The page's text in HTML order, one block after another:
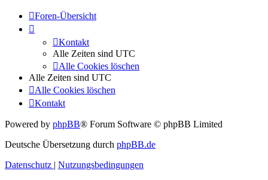
Foren-Übersicht
Kontakt
Alle Zeiten sind UTC
Alle Cookies löschen
Alle Zeiten sind UTC
Alle Cookies löschen
Kontakt
Powered by phpBB® Forum Software © phpBB Limited
Deutsche Übersetzung durch phpBB.de
Datenschutz
Nutzungsbedingungen